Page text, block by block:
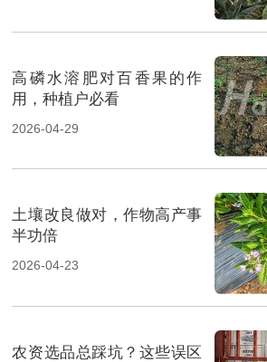
高磷水溶肥对百香果的作
用，种植户必看
2026-04-29
土壤改良做对，作物高产事
半功倍
2026-04-23
农资选品总踩坑？这些误区